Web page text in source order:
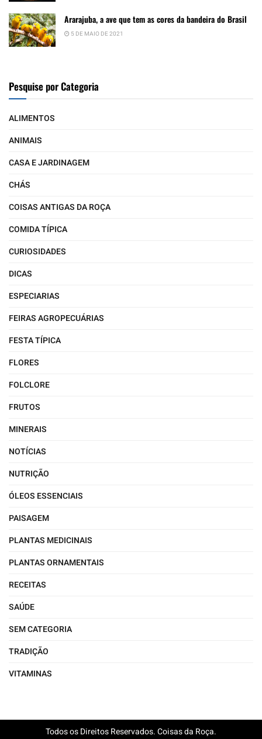
Ararajuba, a ave que tem as cores da bandeira do Brasil
5 DE MAIO DE 2021
Pesquise por Categoria
ALIMENTOS
ANIMAIS
CASA E JARDINAGEM
CHÁS
COISAS ANTIGAS DA ROÇA
COMIDA TÍPICA
CURIOSIDADES
DICAS
ESPECIARIAS
FEIRAS AGROPECUÁRIAS
FESTA TÍPICA
FLORES
FOLCLORE
FRUTOS
MINERAIS
NOTÍCIAS
NUTRIÇÃO
ÓLEOS ESSENCIAIS
PAISAGEM
PLANTAS MEDICINAIS
PLANTAS ORNAMENTAIS
RECEITAS
SAÚDE
SEM CATEGORIA
TRADIÇÃO
VITAMINAS
Todos os Direitos Reservados. Coisas da Roça.